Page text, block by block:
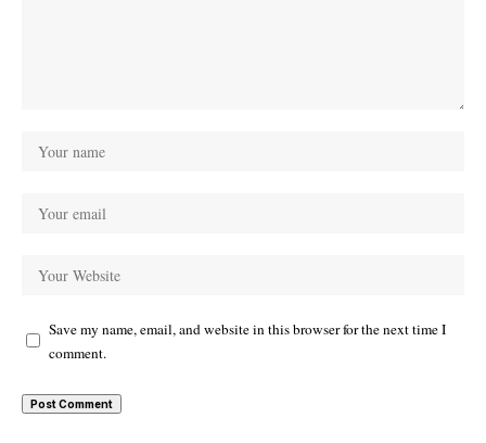
Save my name, email, and website in this browser for the next time I
comment.